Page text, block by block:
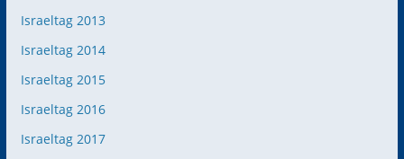
Israeltag 2013
Israeltag 2014
Israeltag 2015
Israeltag 2016
Israeltag 2017